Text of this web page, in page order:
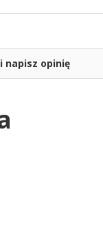
napisz opinię